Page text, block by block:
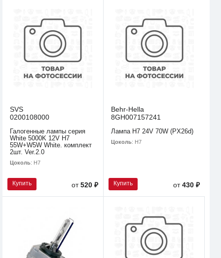
SVS
0200108000
Галогенные лампы серия
White 5000K 12V H7
55W+W5W White. комплект
2шт. Ver.2.0
Цоколь: H7
Купить от520 ₽
Behr-Hella
8GH007157241
Лампа H7 24V 70W (PX26d)
Цоколь: H7
Купить от430 ₽